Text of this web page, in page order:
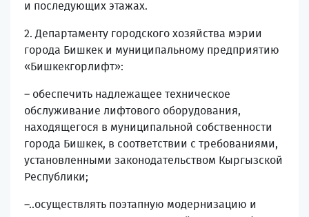
и последующих этажах.
2. Департаменту городского хозяйства мэрии
города Бишкек и муниципальному предприятию
«Бишкекгорлифт»:
– обеспечить надлежащее техническое
обслуживание лифтового оборудования,
находящегося в муниципальной собственности
города Бишкек, в соответствии с требованиями,
установленными законодательством Кыргызской
Республики;
–..осуществлять поэтапную модернизацию и